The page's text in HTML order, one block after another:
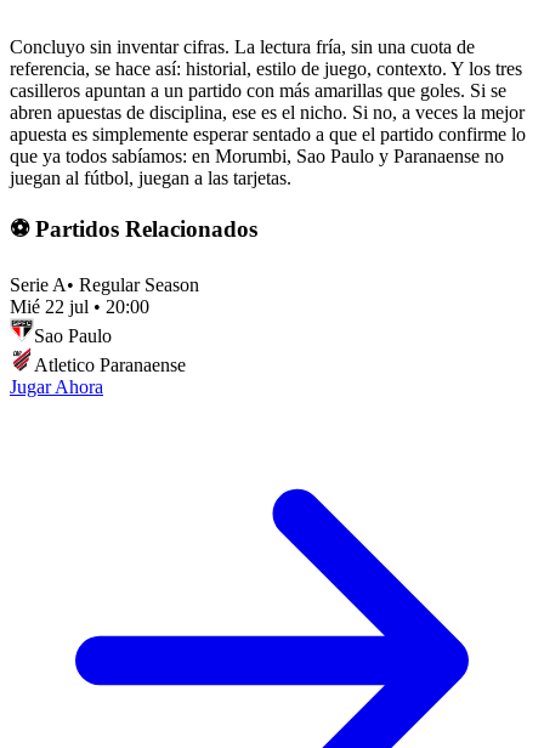
Concluyo sin inventar cifras. La lectura fría, sin una cuota de
referencia, se hace así: historial, estilo de juego, contexto. Y los tres
casilleros apuntan a un partido con más amarillas que goles. Si se
abren apuestas de disciplina, ese es el nicho. Si no, a veces la mejor
apuesta es simplemente esperar sentado a que el partido confirme lo
que ya todos sabíamos: en Morumbi, Sao Paulo y Paranaense no
juegan al fútbol, juegan a las tarjetas.
⚽ Partidos Relacionados
Serie A• Regular Season
Mié 22 jul • 20:00
Sao Paulo
Atletico Paranaense
Jugar Ahora